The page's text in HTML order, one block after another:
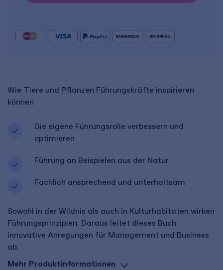
Wie Tiere und Pflanzen Führungskräfte inspirieren
können
Die eigene Führungsrolle verbessern und
optimieren
Führung an Beispielen aus der Natur
Fachlich ansprechend und unterhaltsam
Sowohl in der Wildnis als auch in Kulturhabitaten wirken
Führungsprinzipien. Daraus leitet dieses Buch
innovative Anregungen für Management und Business
ab.
Mehr Produktinformationen